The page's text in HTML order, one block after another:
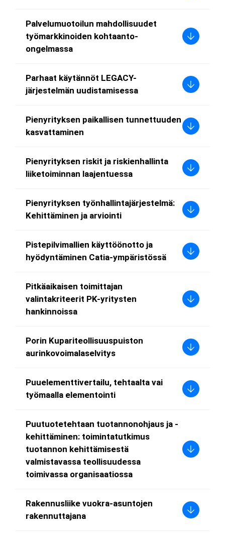
Palvelumuotoilun mahdollisuudet
työmarkkinoiden kohtaanto-
ongelmassa
Parhaat käytännöt LEGACY-
järjestelmän uudistamisessa
Pienyrityksen paikallisen tunnettuuden
kasvattaminen
Pienyrityksen riskit ja riskienhallinta
liiketoiminnan laajentuessa
Pienyrityksen työnhallintajärjestelmä:
Kehittäminen ja arviointi
Pistepilvimallien käyttöönotto ja
hyödyntäminen Catia-ympäristössä
Pitkäaikaisen toimittajan
valintakriteerit PK-yritysten
hankinnoissa
Porin Kupariteollisuuspuiston
aurinkovoimalaselvitys
Puuelementtivertailu, tehtaalta vai
työmaalla elementointi
Puutuotetehtaan tuotannonohjaus ja -
kehittäminen: toimintatutkimus
tuotannon kehittämisestä
valmistavassa teollisuudessa
toimivassa organisaatiossa
Rakennusliike vuokra-asuntojen
rakennuttajana